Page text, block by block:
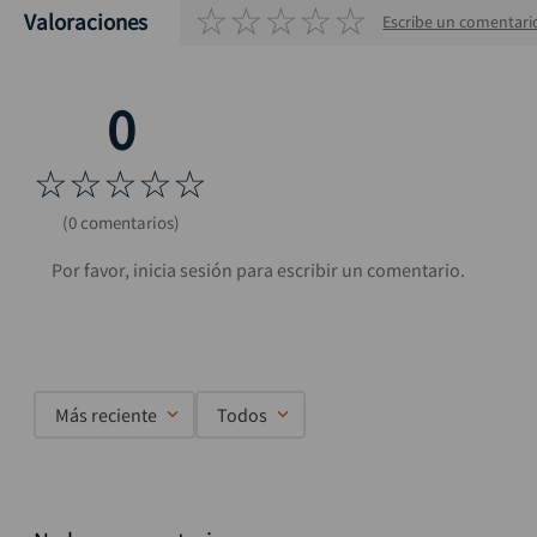
Valoraciones ☆☆☆☆☆ Escribe un
☆☆☆☆☆
(0 comentarios)
Más reciente Todos